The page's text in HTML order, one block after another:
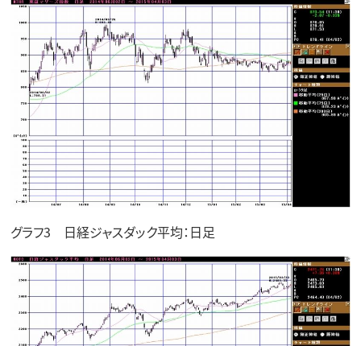
グラフ3 日経ジャスダック平均：日足